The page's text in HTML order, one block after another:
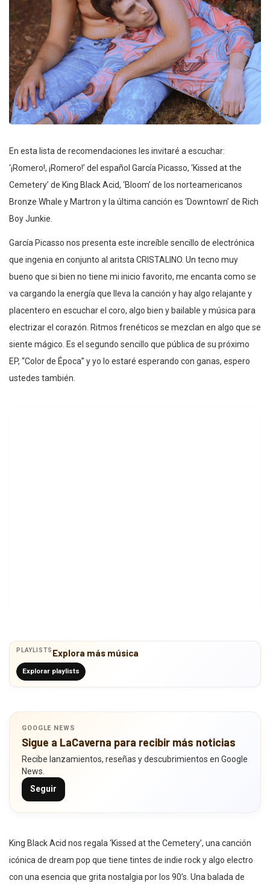
En esta lista de recomendaciones les invitaré a escuchar:
‘¡Romero!, ¡Romero!’ del español García Picasso, ‘Kissed at the
Cemetery’ de King Black Acid, ‘Bloom’ de los norteamericanos
Bronze Whale y Martron y la última canción es ‘Downtown’ de Rich
Boy Junkie.
García Picasso nos presenta este increíble sencillo de electrónica
que ingenia en conjunto al aritsta CRISTALINO. Un tecno muy
bueno que si bien no tiene mi inicio favorito, me encanta como se
va cargando la energía que lleva la canción y hay algo relajante y
placentero en escuchar el coro, algo bien y bailable y música para
electrizar el corazón. Ritmos frenéticos se mezclan en algo que se
siente mágico. Es el segundo sencillo que pública de su próximo
EP, “Color de Época” y yo lo estaré esperando con ganas, espero
ustedes también.
PLAYLISTS Explora más música
Explorar playlists
GOOGLE NEWS
Sigue a LaCaverna para recibir más noticias
Recibe lanzamientos, reseñas y descubrimientos en Google
News.
Seguir
King Black Acid nos regala ‘Kissed at the Cemetery’, una canción
icónica de dream pop que tiene tintes de indie rock y algo electro
con una esencia que grita nostalgia por los 90’s. Una balada de